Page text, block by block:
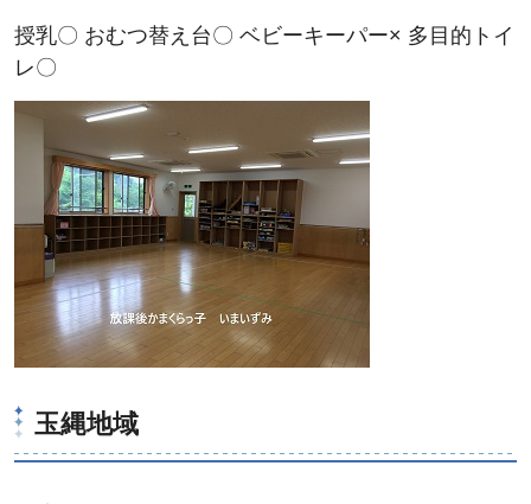
授乳〇 おむつ替え台〇 ベビーキーパー× 多目的トイ
レ〇
玉縄地域